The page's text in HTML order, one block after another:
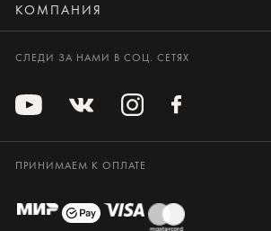
КОМПАНИЯ
СЛЕДИ ЗА НАМИ В СОЦ. СЕТЯХ
ПРИНИМАЕМ К ОПЛАТЕ